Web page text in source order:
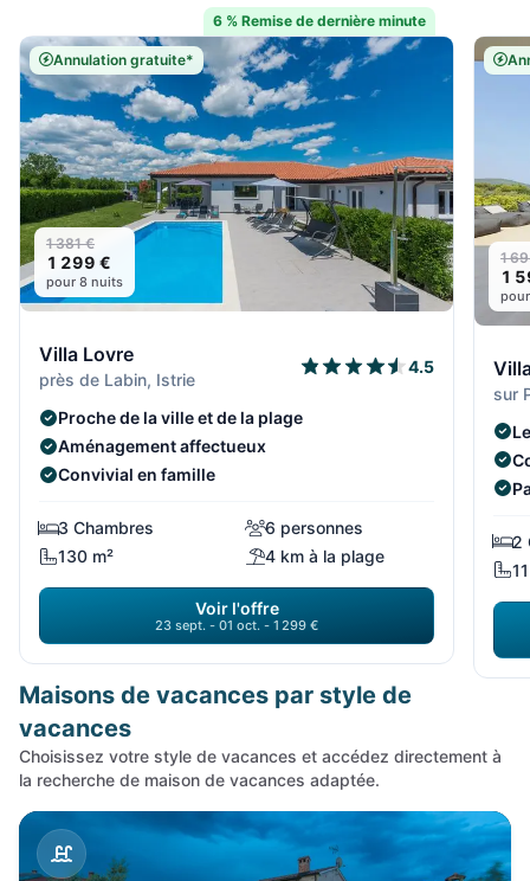
6 % Remise de dernière minute
Annulation gratuite*
1 381 €
1 299 €
pour 8 nuits
Villa Lovre
près de Labin, Istrie
4.5
Proche de la ville et de la plage
Aménagement affectueux
Convivial en famille
3 Chambres
6 personnes
130 m²
4 km à la plage
Voir l'offre
23 sept. - 01 oct. - 1 299 €
1
1
sur
2
Maisons de vacances par style de
vacances
Choisissez votre style de vacances et accédez directement à
la recherche de maison de vacances adaptée.